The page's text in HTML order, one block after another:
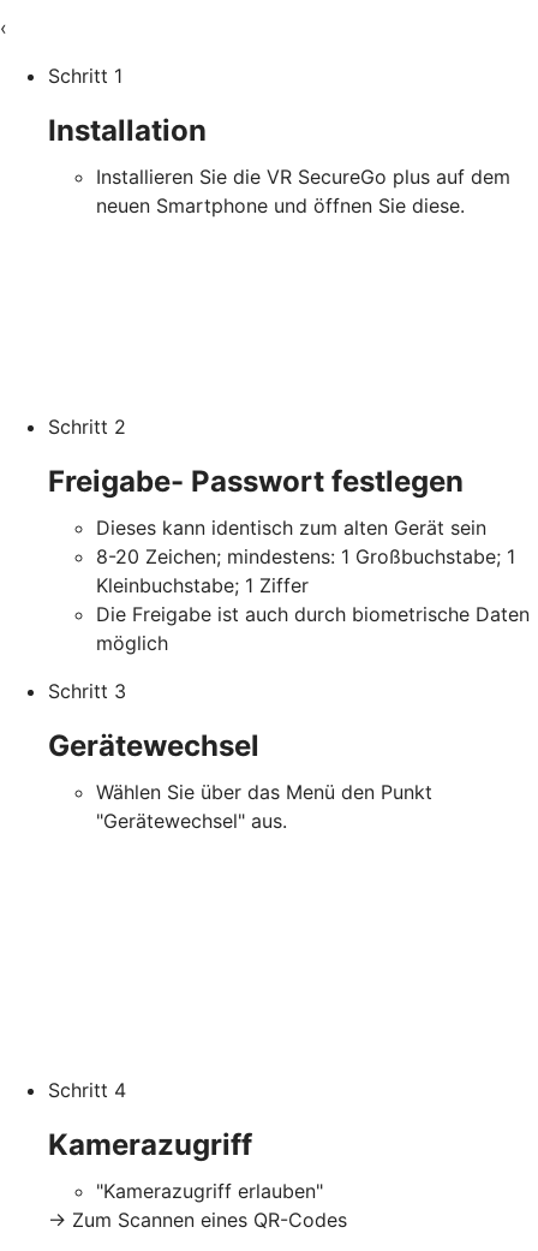
‹
Schritt 1
Installation
Installieren Sie die VR SecureGo plus auf dem
neuen Smartphone und öffnen Sie diese.
Schritt 2
Freigabe- Passwort festlegen
Dieses kann identisch zum alten Gerät sein
8-20 Zeichen; mindestens: 1 Großbuchstabe; 1
Kleinbuchstabe; 1 Ziffer
Die Freigabe ist auch durch biometrische Daten
möglich
Schritt 3
Gerätewechsel
Wählen Sie über das Menü den Punkt
"Gerätewechsel" aus.
Schritt 4
Kamerazugriff
"Kamerazugriff erlauben"
-> Zum Scannen eines QR-Codes